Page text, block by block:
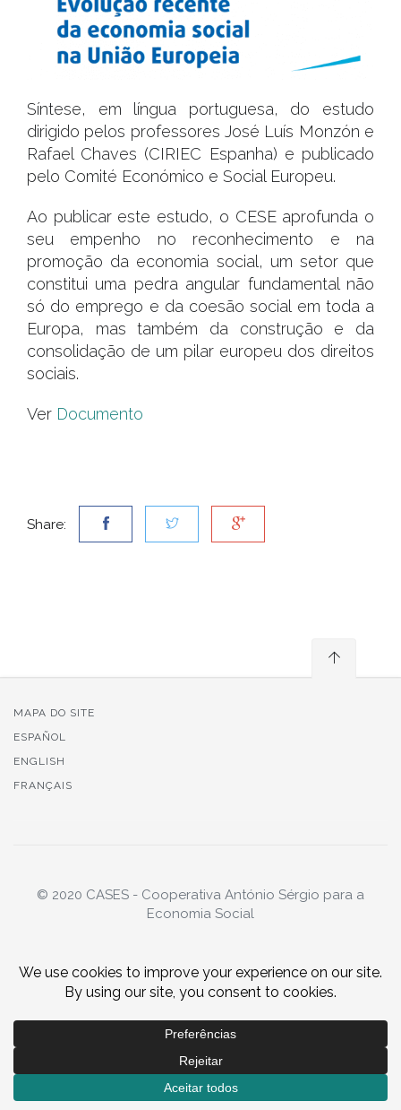
Síntese, em língua portuguesa, do estudo
dirigido pelos professores José Luís Monzón e
Rafael Chaves (CIRIEC Espanha) e publicado
pelo Comité Económico e Social Europeu.
Ao publicar este estudo, o CESE aprofunda o
seu empenho no reconhecimento e na
promoção da economia social, um setor que
constitui uma pedra angular fundamental não
só do emprego e da coesão social em toda a
Europa, mas também da construção e da
consolidação de um pilar europeu dos direitos
sociais.
Ver Documento
Share:
MAPA DO SITE
ESPAÑOL
ENGLISH
FRANÇAIS
© 2020 CASES - Cooperativa António Sérgio para a
Economia Social